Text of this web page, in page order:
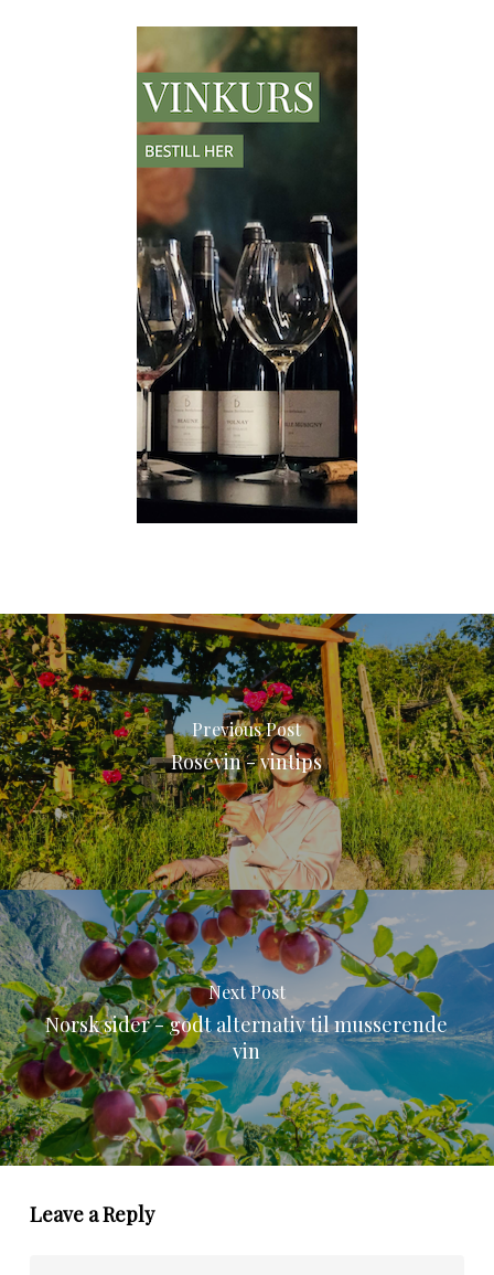
Previous Post
Rosévin - vintips
Next Post
Norsk sider - godt alternativ til musserende
vin
Leave a Reply